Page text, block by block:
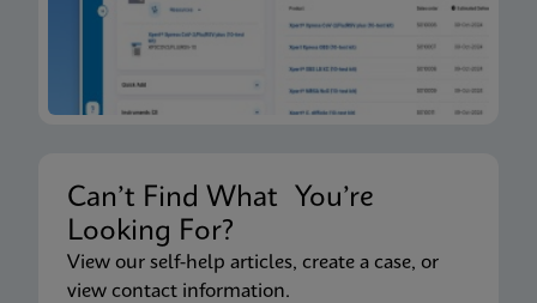
Can’t Find What You’re
Looking For?
View our self-help articles, create a case, or
view contact information.